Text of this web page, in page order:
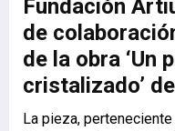
Fundación
de
de la obra ‘Un
cristalizado’
La pieza,